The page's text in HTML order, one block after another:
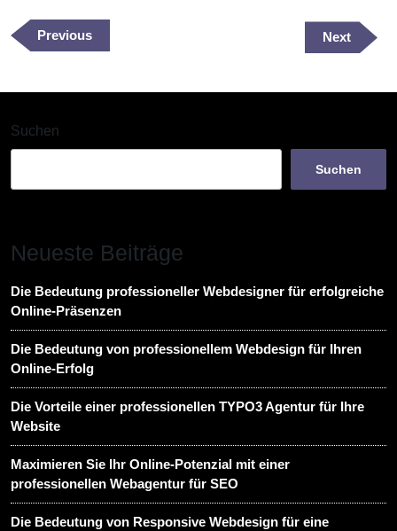
Previous
Post
Previous
Next
Post
Next
Suchen
Suchen
Neueste Beiträge
Die Bedeutung professioneller Webdesigner für erfolgreiche
Online-Präsenzen
Die Bedeutung von professionellem Webdesign für Ihren
Online-Erfolg
Die Vorteile einer professionellen TYPO3 Agentur für Ihre
Website
Maximieren Sie Ihr Online-Potenzial mit einer
professionellen Webagentur für SEO
Die Bedeutung von Responsive Webdesign für eine